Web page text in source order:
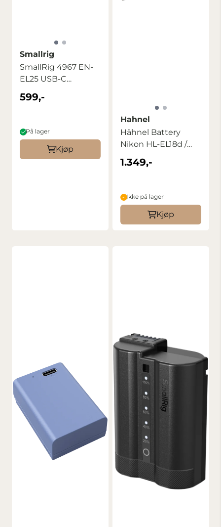
Smallrig
SmallRig 4967 EN-
EL25 USB-C
Rechargeable
Camera ...
599,-
På lager
Kjøp
Hahnel
Hähnel Battery
Nikon HL-EL18d /
EN-EL18D
1.349,-
Ikke på lager
Kjøp